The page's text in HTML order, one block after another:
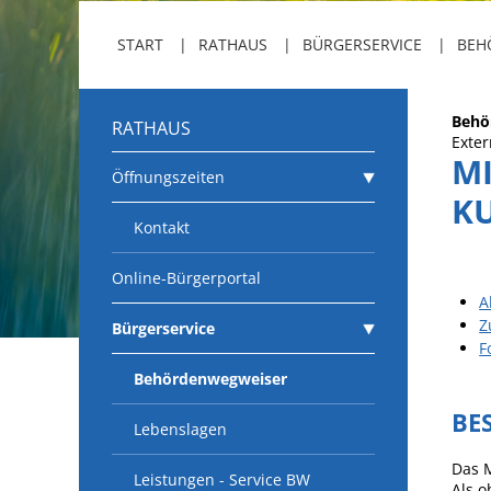
START RATHAUS BÜRGERSERVICE
RATHAUS
Öffnungszeiten
Kontakt
Online-Bürgerportal
Bürgerservice
Behördenwegweiser
Lebenslagen
Leistungen - Service BW
Das